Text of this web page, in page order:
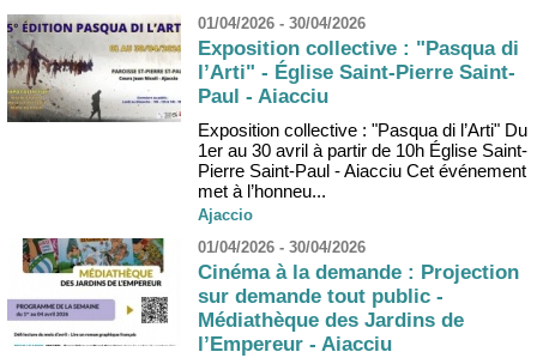
01/04/2026 - 30/04/2026
Exposition collective : "Pasqua di
l’Arti" - Église Saint-Pierre Saint-
Paul - Aiacciu
Exposition collective : "Pasqua di l’Arti" Du
1er au 30 avril à partir de 10h Église Saint-
Pierre Saint-Paul - Aiacciu Cet événement
met à l’honneu...
Ajaccio
01/04/2026 - 30/04/2026
Cinéma à la demande : Projection
sur demande tout public -
Médiathèque des Jardins de
l’Empereur - Aiacciu